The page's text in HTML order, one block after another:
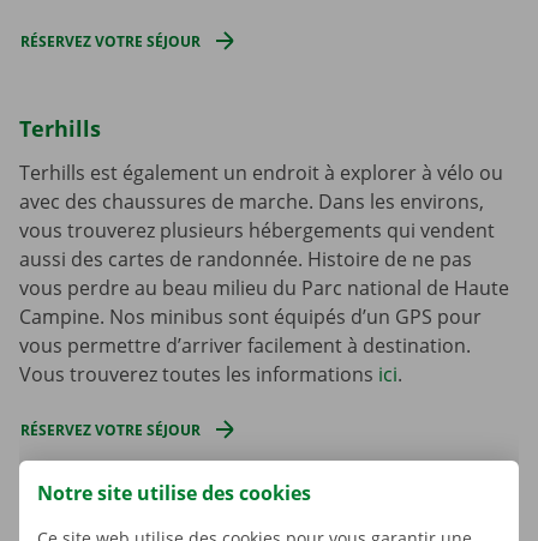
RÉSERVEZ VOTRE SÉJOUR
Terhills
Terhills est également un endroit à explorer à vélo ou
avec des chaussures de marche. Dans les environs,
vous trouverez plusieurs hébergements qui vendent
aussi des cartes de randonnée. Histoire de ne pas
vous perdre au beau milieu du Parc national de Haute
Campine. Nos minibus sont équipés d’un GPS pour
vous permettre d’arriver facilement à destination.
Vous trouverez toutes les informations ici.
RÉSERVEZ VOTRE SÉJOUR
Notre site utilise des cookies